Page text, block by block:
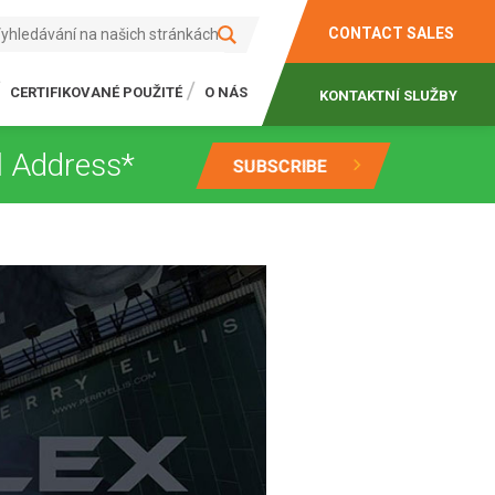
CERTIFIKOVANÉ POUŽITÉ O NÁS
CONTACT SALES
KONTAKTNÍ SLUŽBY